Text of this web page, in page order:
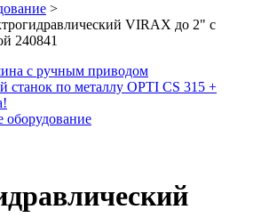
>
VIRAX до 2" с
240841
с ручным приводом
станок по металлу OPTI CS 315 +
оборудование